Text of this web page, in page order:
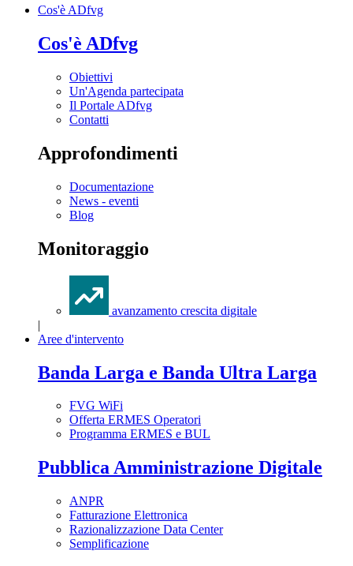
Cos'è ADfvg
Cos'è ADfvg
Obiettivi
Un'Agenda partecipata
Il Portale ADfvg
Contatti
Approfondimenti
Documentazione
News - eventi
Blog
Monitoraggio
avanzamento crescita digitale
|
Aree d'intervento
Banda Larga e Banda Ultra Larga
FVG WiFi
Offerta ERMES Operatori
Programma ERMES e BUL
Pubblica Amministrazione Digitale
ANPR
Fatturazione Elettronica
Razionalizzazione Data Center
Semplificazione